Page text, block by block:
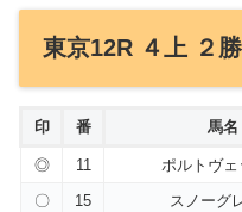
東京12R ４上 ２
印 番 馬名
◎ 11 ポルトヴェ
〇
15 スノーグ